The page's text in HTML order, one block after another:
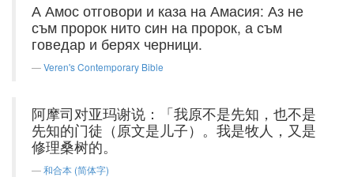
А Амос отговори и каза на Амасия: Аз не
съм пророк нито син на пророк, а съм
говедар и берях черници.
Veren's Contemporary Bible
阿摩司对亚玛谢说：「我原不是先知，也不是
先知的门徒（原文是儿子）。我是牧人，又是
修理桑树的。
和合本 (简体字)